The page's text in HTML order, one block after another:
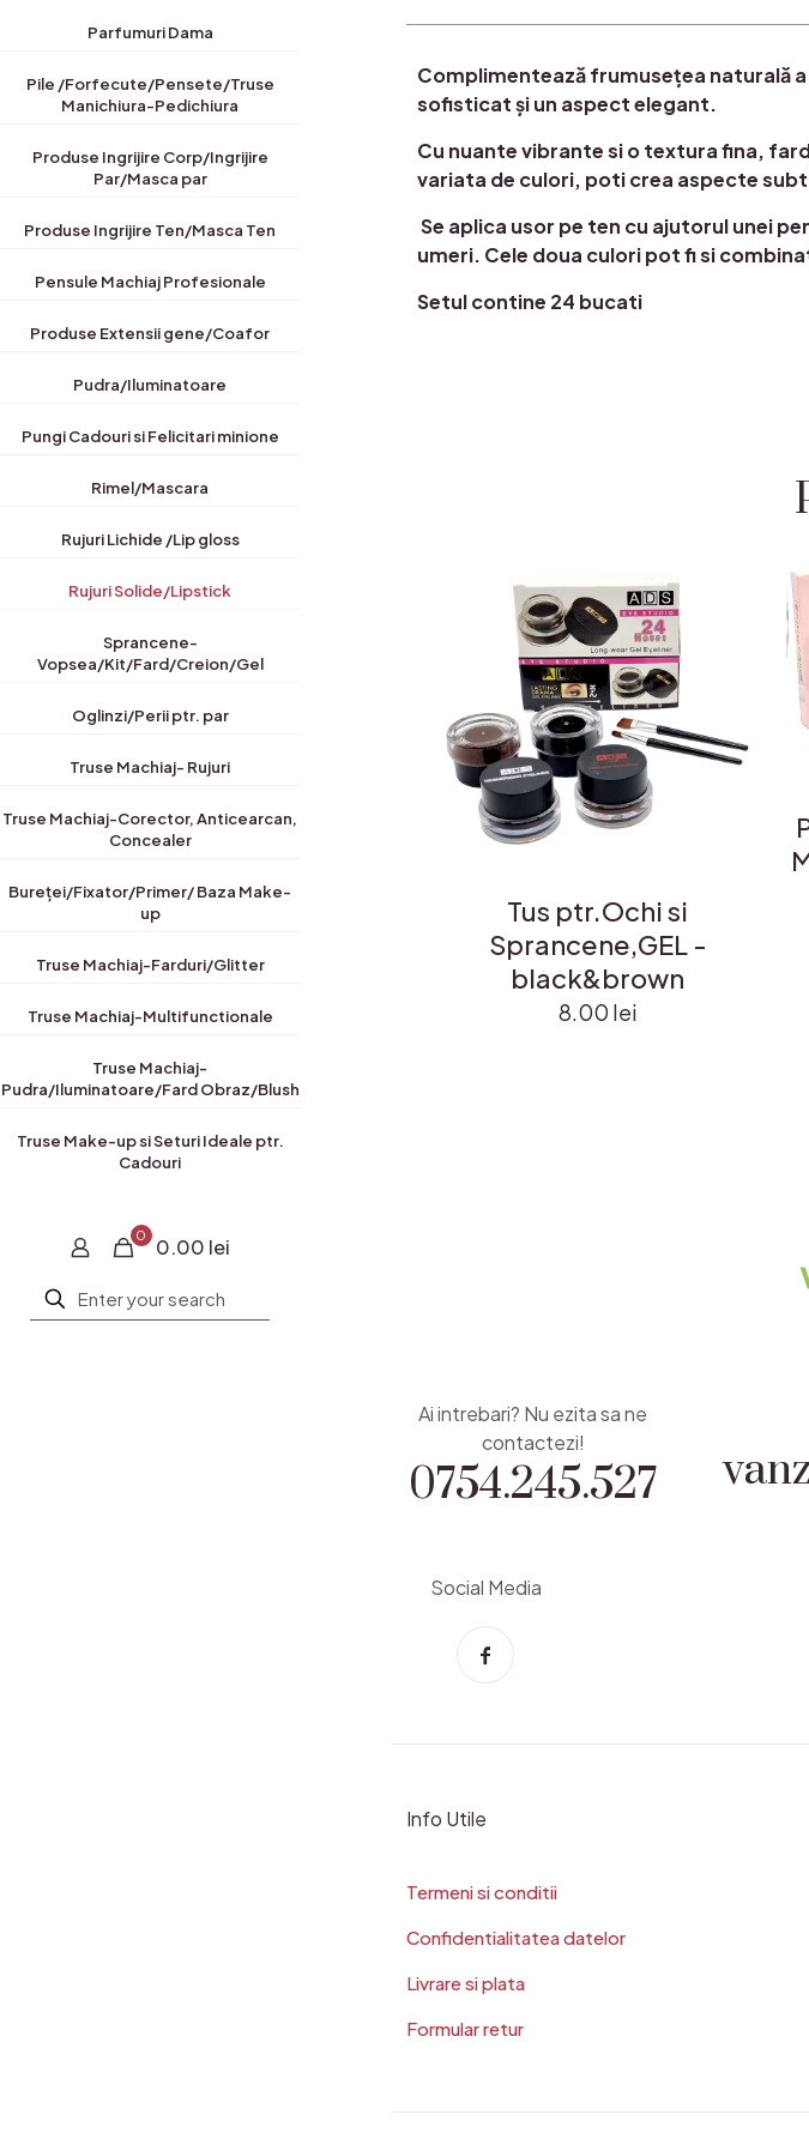
Parfumuri Dama
Pile /Forfecute/Pensete/Truse
Manichiura-Pedichiura
Produse Ingrijire Corp/Ingrijire
Par/Masca par
Produse Ingrijire Ten/Masca Ten
Pensule Machiaj Profesionale
Produse Extensii gene/Coafor
Pudra/Iluminatoare
Pungi Cadouri si Felicitari minione
Rimel/Mascara
Rujuri Lichide /Lip gloss
Rujuri Solide/Lipstick
Sprancene-
Vopsea/Kit/Fard/Creion/Gel
Oglinzi/Perii ptr. par
Truse Machiaj- Rujuri
Truse Machiaj-Corector, Anticearcan,
Concealer
Bureței/Fixator/Primer/ Baza Make-
up
Truse Machiaj-Farduri/Glitter
Truse Machiaj-Multifunctionale
Truse Machiaj-
Pudra/Iluminatoare/Fard Obraz/Blush
Truse Make-up si Seturi Ideale ptr.
Cadouri
0 0.00 lei
Complimentează frumusețea naturală
sofisticat și un aspect elegant.
Cu nuante vibrante si o textura fina,
variata de culori, poti crea aspecte
Se aplica usor pe ten cu ajutorul unei
umeri. Cele doua culori pot fi si
Setul contine 24 bucati
Tus ptr.Ochi si
Sprancene,GEL -
black&brown
8.00 lei
0754.245.527
Ai intrebari? Nu ezita sa ne
contactezi!
Social Media
Info Utile
Termeni si conditii
Confidentialitatea datelor
Livrare si plata
Formular retur